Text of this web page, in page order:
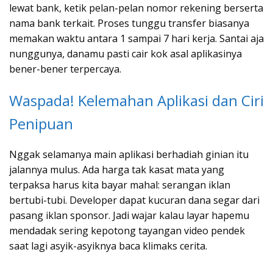
lewat bank, ketik pelan-pelan nomor rekening berserta
nama bank terkait. Proses tunggu transfer biasanya
memakan waktu antara 1 sampai 7 hari kerja. Santai aja
nunggunya, danamu pasti cair kok asal aplikasinya
bener-bener terpercaya.
Waspada! Kelemahan Aplikasi dan Ciri
Penipuan
Nggak selamanya main aplikasi berhadiah ginian itu
jalannya mulus. Ada harga tak kasat mata yang
terpaksa harus kita bayar mahal: serangan iklan
bertubi-tubi. Developer dapat kucuran dana segar dari
pasang iklan sponsor. Jadi wajar kalau layar hapemu
mendadak sering kepotong tayangan video pendek
saat lagi asyik-asyiknya baca klimaks cerita.